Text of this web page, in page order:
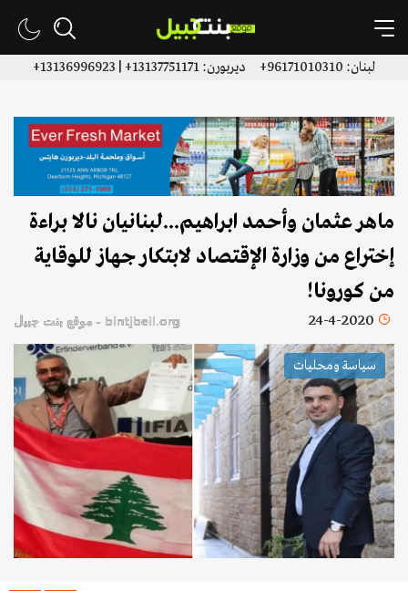
لبنان: 96171010310+ ديربورن: 13137751171+ | 13136996923+
ماهر عثمان وأحمد ابراهيم...لبنانيان نالا براءة
إختراع من وزارة الإقتصاد لابتكار جهاز للوقاية
من كورونا!
24-4-2020 bintjbeil.org - موقع بنت جبيل
سياسة ومحليات